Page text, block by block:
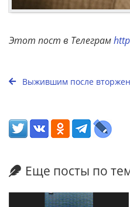
Этот пост в Телеграм
Выжившим после
Еще посты по